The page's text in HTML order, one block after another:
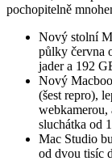
pochopitelně
Nový stolní
půlky června
jader a 192
Nový
(šest repro),
webkamerou,
sluchátka od
Mac Studio
od dvou tisíc